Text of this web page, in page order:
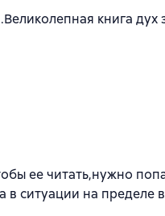
книга дух
ее читать,нужно
в ситуации на пределе